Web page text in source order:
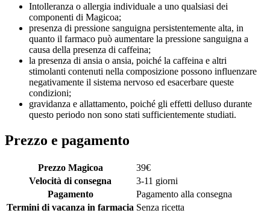
Intolleranza o allergia individuale a uno qualsiasi dei
componenti di Magicoa;
presenza di pressione sanguigna persistentemente alta, in
quanto il farmaco può aumentare la pressione sanguigna a
causa della presenza di caffeina;
la presenza di ansia o ansia, poiché la caffeina e altri
stimolanti contenuti nella composizione possono influenzare
negativamente il sistema nervoso ed esacerbare queste
condizioni;
gravidanza e allattamento, poiché gli effetti delluso durante
questo periodo non sono stati sufficientemente studiati.
Prezzo e pagamento
Prezzo Magicoa 39€
Velocità di consegna
3-11 giorni
Pagamento
Pagamento alla consegna
Termini di vacanza in farmacia Senza ricetta